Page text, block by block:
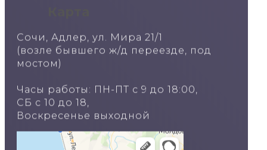
Сочи, Адлер, ул. Мира 21/1
(возле бывшего ж/д переезде, под
мостом)
Часы работы: ПН-ПТ с 9 до 18:00,
СБ с 10 до 18,
Воскресенье выходной